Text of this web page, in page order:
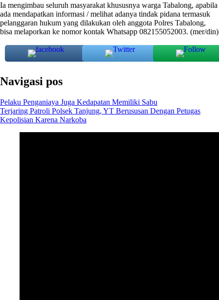
Ia mengimbau seluruh masyarakat khususnya warga Tabalong, apabila
ada mendapatkan informasi / melihat adanya tindak pidana termasuk
pelanggaran hukum yang dilakukan oleh anggota Polres Tabalong,
bisa melaporkan ke nomor kontak Whatsapp 082155052003. (mer/din)
Navigasi pos
Pelaku Penganiaya Juga Kedapatan Memiliki Sabu
Terjaring Patroli Polsek Tanjung, YT Berususan Dengan Petugas
Kepolisian Karena Narkoba